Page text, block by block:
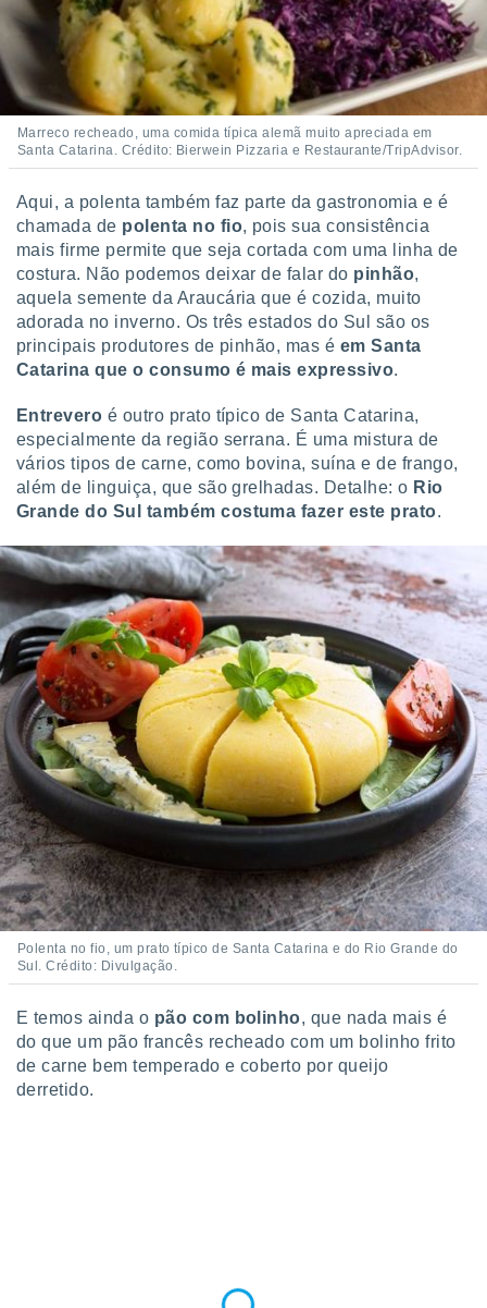
Marreco recheado, uma comida típica alemã muito apreciada em
Santa Catarina. Crédito: Bierwein Pizzaria e Restaurante/TripAdvisor.
Aqui, a polenta também faz parte da gastronomia e é
chamada de polenta no fio, pois sua consistência
mais firme permite que seja cortada com uma linha de
costura. Não podemos deixar de falar do pinhão,
aquela semente da Araucária que é cozida, muito
adorada no inverno. Os três estados do Sul são os
principais produtores de pinhão, mas é em Santa
Catarina que o consumo é mais expressivo.
Entrevero é outro prato típico de Santa Catarina,
especialmente da região serrana. É uma mistura de
vários tipos de carne, como bovina, suína e de frango,
além de linguiça, que são grelhadas. Detalhe: o Rio
Grande do Sul também costuma fazer este prato.
Polenta no fio, um prato típico de Santa Catarina e do Rio Grande do
Sul. Crédito: Divulgação.
E temos ainda o pão com bolinho, que nada mais é
do que um pão francês recheado com um bolinho frito
de carne bem temperado e coberto por queijo
derretido.